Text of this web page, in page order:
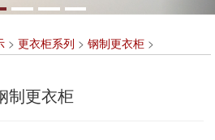
> 更衣柜系列 > 钢制更衣柜 >
制更衣柜